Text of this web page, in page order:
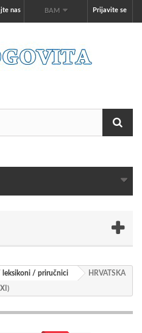
Prijavite se
BAM
nas
leksikoni / priručnici HRVATSKA